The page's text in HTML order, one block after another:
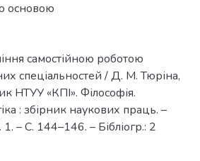
основою
самостійною роботою
спеціальностей / Д. М. Тюріна,
НТУУ «КПІ». Філософія.
: збірник наукових праць. –
– С. 144–146. – Бібліогр.: 2